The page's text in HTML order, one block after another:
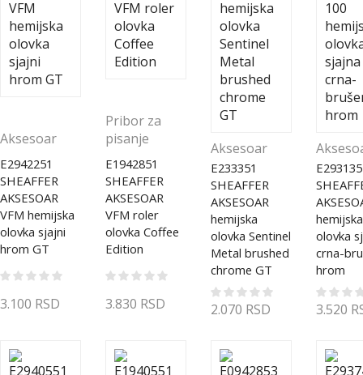
Aksesoar
E2942251
SHEAFFER
AKSESOAR
VFM hemijska
olovka sjajni
hrom GT
3.100 RSD
Pribor za
pisanje
E1942851
SHEAFFER
AKSESOAR
VFM roler
olovka Coffee
Edition
3.830 RSD
Aksesoar
E233351
SHEAFFER
AKSESOAR
hemijska
olovka Sentinel
Metal brushed
chrome GT
2.070 RSD
hemijska
olovka
crna-
hrom
3.520